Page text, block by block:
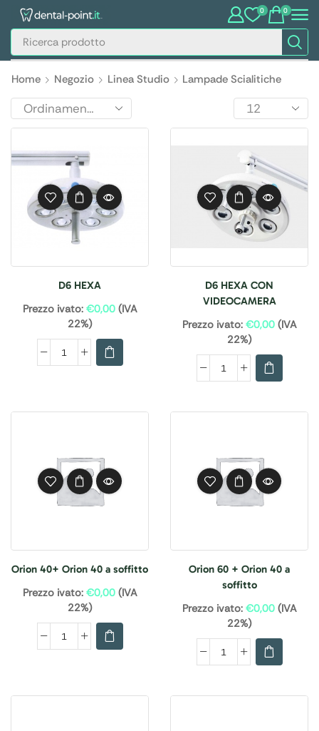
0 0
Home Negozio Linea Studio Lampade Scialitiche
D6 HEXA
Prezzo ivato: €0,00(IVA
22%)
D6 HEXA CON
VIDEOCAMERA
Prezzo ivato: €0,00(IVA
22%)
Orion 40+ Orion 40 a soffitto
Prezzo ivato: €0,00(IVA
22%)
Orion 60 + Orion 40 a
soffitto
Prezzo ivato: €0,00(IVA
22%)